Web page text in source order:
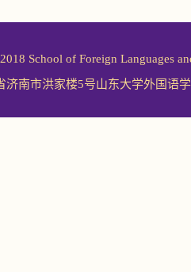
School of Foreign Languages
济南市洪家楼5号山东大学外国语